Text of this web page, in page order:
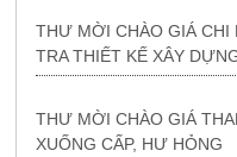
THƯ MỜI CHÀO GIÁ CHI
TRA THIẾT KẾ XÂY
THƯ MỜI CHÀO GIÁ
XUỐNG CẤP, HƯ HỎNG